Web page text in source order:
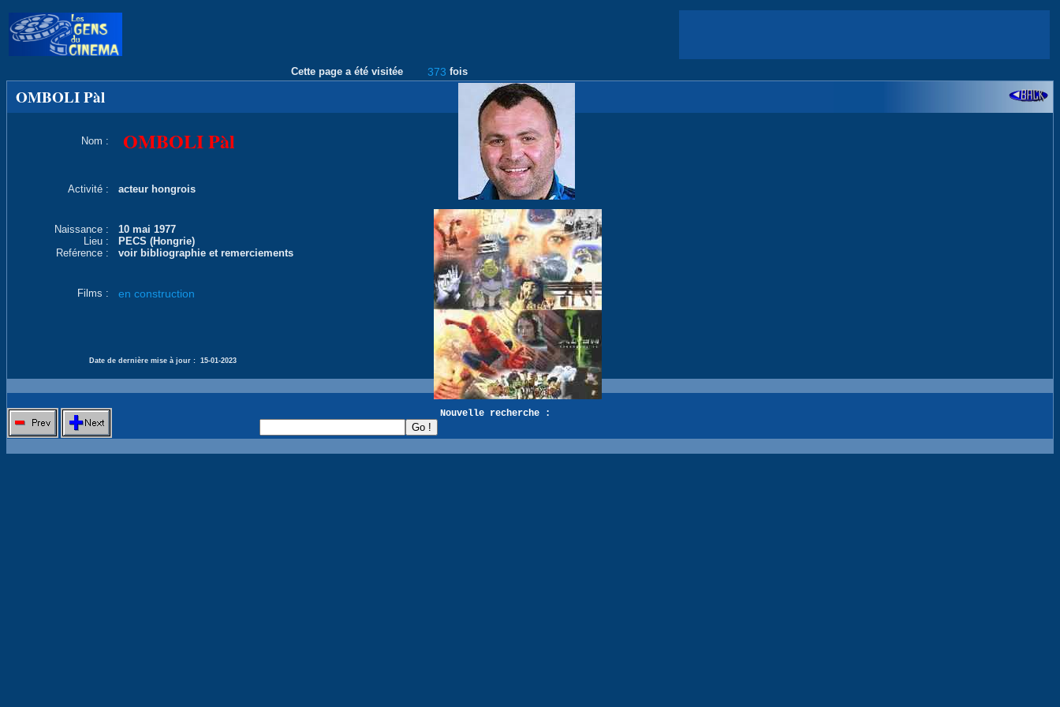
Cette page a été visitée 373 fois
OMBOLI Pàl
Nom : OMBOLI Pàl
Activité : acteur hongrois
Naissance :
10 mai 1977
Lieu :
PECS (Hongrie)
Reférence :
voir bibliographie et remerciements
Films : en construction
Date de dernière mise à jour : 15-01-2023
Nouvelle recherche :